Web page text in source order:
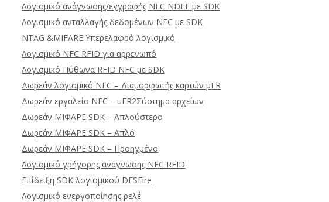
Λογισμικό ανάγνωσης/εγγραφής NFC NDEF με SDK
Λογισμικό ανταλλαγής δεδομένων NFC με SDK
NTAG &MIFARE Υπερελαφρό λογισμικό
Λογισμικό NFC RFID για αρρενωπό
Λογισμικό Πύθωνα RFID NFC με SDK
Δωρεάν λογισμικό NFC – Διαμορφωτής καρτών μFR
Δωρεάν εργαλείο NFC – uFR2Σύστημα αρχείων
Δωρεάν ΜΙΦΑΡΕ SDK – Απλούστερο
Δωρεάν ΜΙΦΑΡΕ SDK – Απλό
Δωρεάν ΜΙΦΑΡΕ SDK – Προηγμένο
Λογισμικό γρήγορης ανάγνωσης NFC RFID
Επίδειξη SDK λογισμικού DESFire
Λογισμικό ενεργοποίησης ρελέ